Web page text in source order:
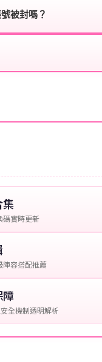
（如Facebook、
ID。
以作確認。
地處理您的代儲需求，
家隨時都能享有優惠價格
被封嗎？
戲商品與官方購買的內
集
碼實時更新
陣容搭配推薦
全機制透明解析